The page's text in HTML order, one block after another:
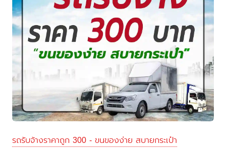
รถรับจ้างราคาถูก 300 - ขนของง่าย สบายกระเป๋า